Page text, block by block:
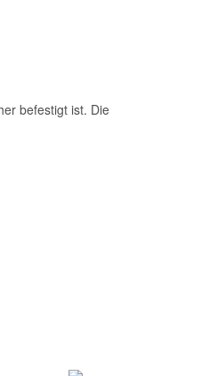
befestigt ist. Die